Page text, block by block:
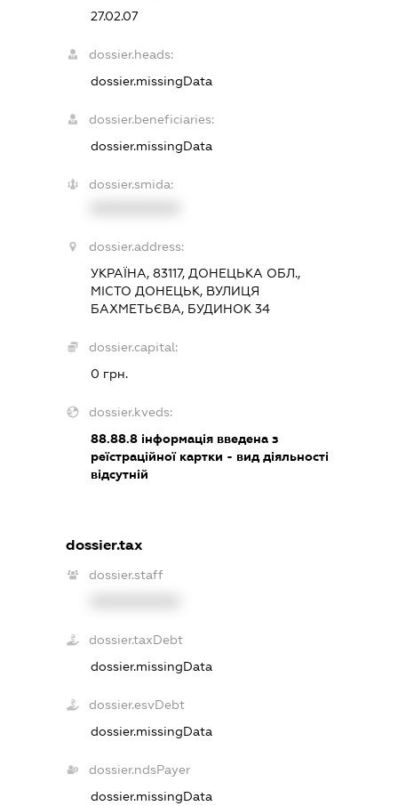
27.02.07
dossier.heads:
dossier.missingData
dossier.beneficiaries:
dossier.missingData
dossier.smida:
dossier.address:
УКРАЇНА, 83117, ДОНЕЦЬКА ОБЛ.,
МІСТО ДОНЕЦЬК, ВУЛИЦЯ
БАХМЕТЬЄВА, БУДИНОК 34
dossier.capital:
0 грн.
dossier.kveds:
88.88.8інформація введена з
реїстраційної картки - вид діяльності
відсутній
dossier.tax
dossier.staff
dossier.taxDebt
dossier.missingData
dossier.esvDebt
dossier.missingData
dossier.ndsPayer
dossier.missingData